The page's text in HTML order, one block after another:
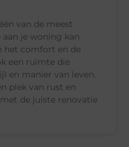
van de meest
je woning kan
het comfort en de
een ruimte die
en manier van leven.
plek van rust en
de juiste renovatie